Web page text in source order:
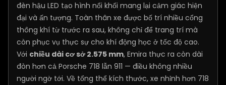
đèn hậu LED tạo hình nổi khối mang lại cảm giác hiện
đại và ấn tượng. Toàn thân xe được bố trí nhiều cổng
thông khí từ trước ra sau, không chỉ để trang trí mà
còn phục vụ thực sự cho khí động học ở tốc độ cao.
Với chiều dài cơ sở 2.575 mm, Emira thực ra còn dài
đòn hơn cả Porsche 718 lẫn 911 — điều không nhiều
người ngờ tới. Về tổng thể kích thước, xe nhỉnh hơn 718